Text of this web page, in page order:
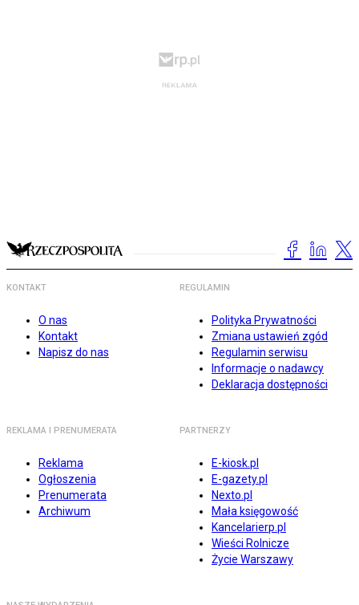
KONTAKT
O nas
Kontakt
Napisz do nas
REGULAMIN
Polityka Prywatności
Zmiana ustawień zgód
Regulamin serwisu
Informacje o nadawcy
Deklaracja dostępności
REKLAMA I PRENUMERATA
Reklama
Ogłoszenia
Prenumerata
Archiwum
PARTNERZY
E-kiosk.pl
E-gazety.pl
Nexto.pl
Mała księgowość
Kancelarierp.pl
Wieści Rolnicze
Życie Warszawy